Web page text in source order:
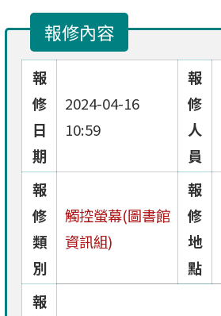
報修內容
報
修
日
期
2024-04-16
10:59
報
修
人
員
報
修
類
別
觸控螢幕(圖書館
資訊組)
報
修
地
點
報